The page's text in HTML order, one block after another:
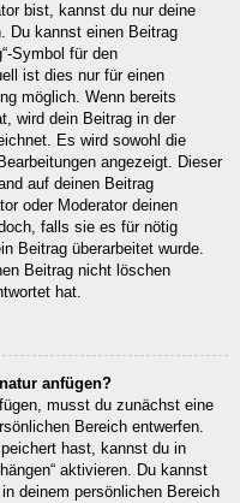
bist, kannst du nur deine
Du kannst einen Beitrag
Symbol für den
ist dies nur für einen
möglich. Wenn bereits
wird dein Beitrag in der
Es wird sowohl die
angezeigt. Dieser
auf deinen Beitrag
oder Moderator deinen
falls sie es für nötig
Beitrag überarbeitet wurde.
Beitrag nicht löschen
hat.
anfügen?
musst du zunächst eine
Bereich entwerfen.
hast, kannst du in
aktivieren. Du kannst
deinem persönlichen Bereich